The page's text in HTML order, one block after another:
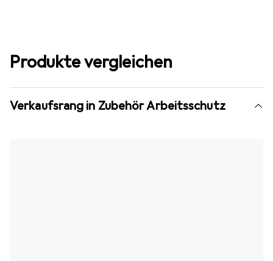
Produkte vergleichen
Verkaufsrang in Zubehör Arbeitsschutz